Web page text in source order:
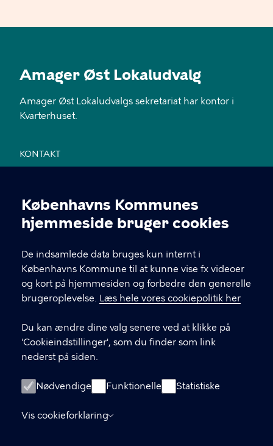
Cookieindstillinger
Københavns Kommunes
hjemmeside bruger cookies
De indsamlede data bruges kun internt i
Københavns Kommune til at kunne vise fx videoer
og kort på hjemmesiden og forbedre den generelle
brugeroplevelse. Læs hele vores cookiepolitik her
Du kan ændre dine valg senere ved at klikke på
'Cookieindstillinger', som du finder som link
nederst på siden.
Nødvendige Funktionelle Statistiske
Vis cookieforklaring
Amager Øst Lokaludvalg
Amager Øst Lokaludvalgs sekretariat har kontor i
Kvarterhuset.
KONTAKT
28 11 94 54
EAN nr. 5798009800459
LINKS
Send mail til sekretariatet
Facebook
Instagram
Medlemmernes side
Cookiepolitik